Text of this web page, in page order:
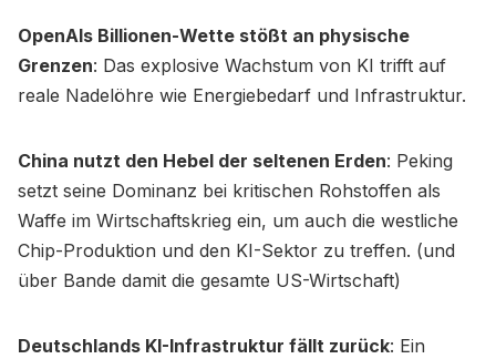
OpenAIs Billionen-Wette stößt an physische
Grenzen: Das explosive Wachstum von KI trifft auf
reale Nadelöhre wie Energiebedarf und Infrastruktur.
China nutzt den Hebel der seltenen Erden: Peking
setzt seine Dominanz bei kritischen Rohstoffen als
Waffe im Wirtschaftskrieg ein, um auch die westliche
Chip-Produktion und den KI-Sektor zu treffen. (und
über Bande damit die gesamte US-Wirtschaft)
Deutschlands KI-Infrastruktur fällt zurück: Ein